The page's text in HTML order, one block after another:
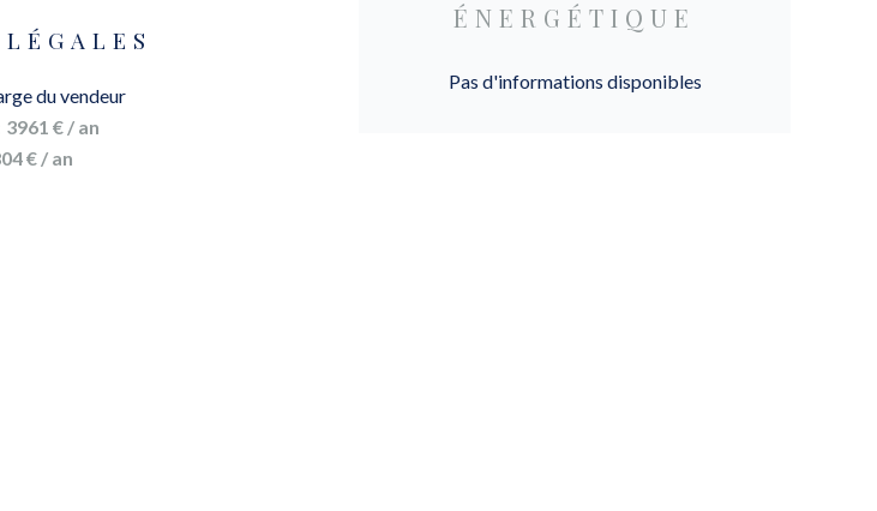
du vendeur
3961 € / an
€ / an
ÉNERGÉTIQUE
Pas d'informations disponibles